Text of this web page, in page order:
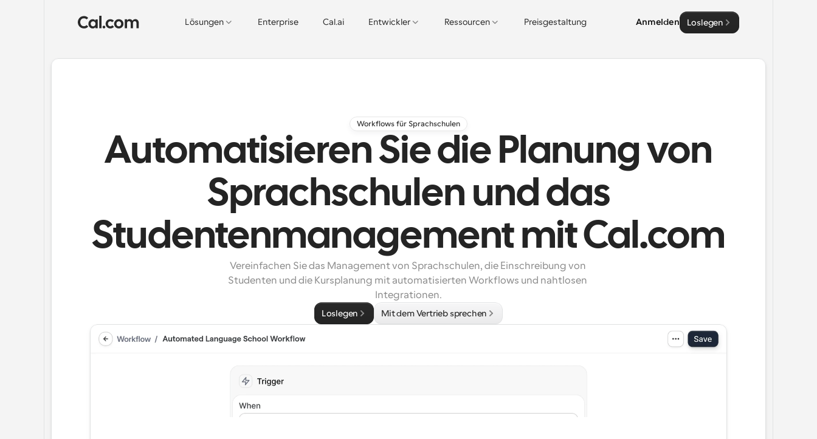
Lösungen Enterprise Cal.ai Entwickler Ressourcen Preisgestaltung Anmelden Loslegen
Workflows für Sprachschulen
Automatisieren Sie die Planung von
Sprachschulen und das
Studentenmanagement mit Cal.com
Vereinfachen Sie das Management von Sprachschulen, die Einschreibung von
Studenten und die Kursplanung mit automatisierten Workflows und nahtlosen
Integrationen.
Loslegen Mit dem Vertrieb sprechen